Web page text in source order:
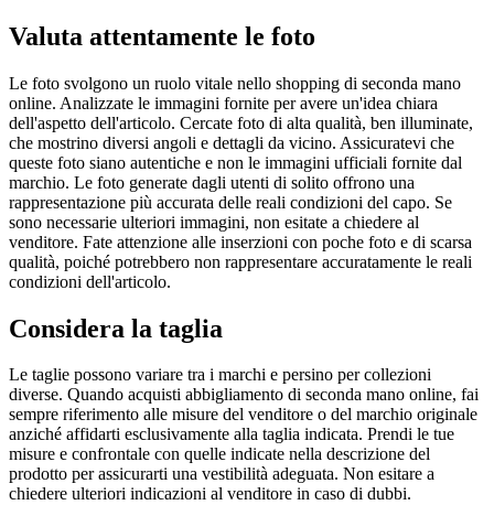
Valuta attentamente le foto
Le foto svolgono un ruolo vitale nello shopping di seconda mano
online. Analizzate le immagini fornite per avere un'idea chiara
dell'aspetto dell'articolo. Cercate foto di alta qualità, ben illuminate,
che mostrino diversi angoli e dettagli da vicino. Assicuratevi che
queste foto siano autentiche e non le immagini ufficiali fornite dal
marchio. Le foto generate dagli utenti di solito offrono una
rappresentazione più accurata delle reali condizioni del capo. Se
sono necessarie ulteriori immagini, non esitate a chiedere al
venditore. Fate attenzione alle inserzioni con poche foto e di scarsa
qualità, poiché potrebbero non rappresentare accuratamente le reali
condizioni dell'articolo.
Considera la taglia
Le taglie possono variare tra i marchi e persino per collezioni
diverse. Quando acquisti abbigliamento di seconda mano online, fai
sempre riferimento alle misure del venditore o del marchio originale
anziché affidarti esclusivamente alla taglia indicata. Prendi le tue
misure e confrontale con quelle indicate nella descrizione del
prodotto per assicurarti una vestibilità adeguata. Non esitare a
chiedere ulteriori indicazioni al venditore in caso di dubbi.